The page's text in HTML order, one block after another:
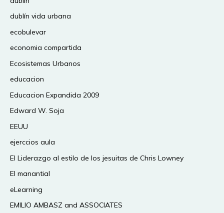
dublín vida urbana
ecobulevar
economia compartida
Ecosistemas Urbanos
educacion
Educacion Expandida 2009
Edward W. Soja
EEUU
ejerccios aula
El Liderazgo al estilo de los jesuitas de Chris Lowney
El manantial
eLearning
EMILIO AMBASZ and ASSOCIATES